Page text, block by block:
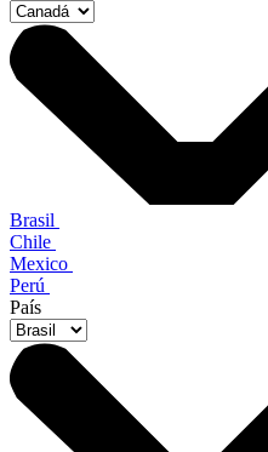
Brasil
Chile
Mexico
Perú
País